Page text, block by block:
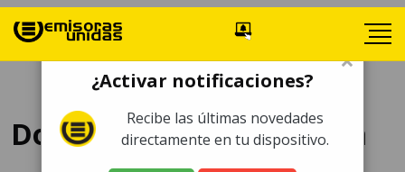
Doctorado Honoris Causa
×
¿Activar notificaciones?
Recibe las últimas novedades
directamente en tu dispositivo.